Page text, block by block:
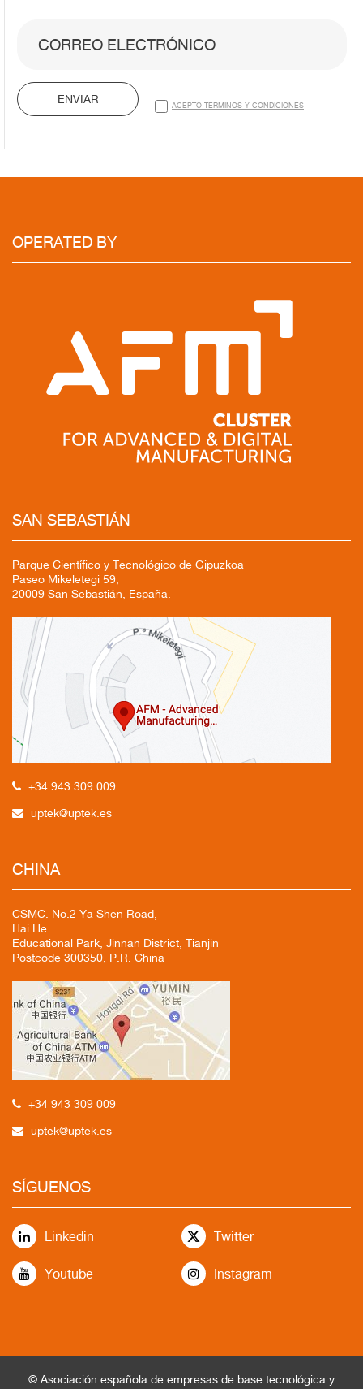
ENVIAR ACEPTO TÉRMINOS Y CONDICIONES
OPERATED BY
SAN SEBASTIÁN
Parque Científico y Tecnológico de Gipuzkoa
Paseo Mikeletegi 59,
20009 San Sebastián, España.
+34 943 309 009
uptek@uptek.es
CHINA
CSMC. No.2 Ya Shen Road,
Hai He
Educational Park, Jinnan District, Tianjin
Postcode 300350, P.R. China
+34 943 309 009
uptek@uptek.es
SÍGUENOS
Linkedin Twitter
Youtube Instagram
© Asociación española de empresas de base tecnológica y